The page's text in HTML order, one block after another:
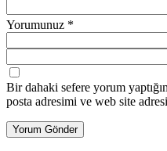
Yorumunuz *
Bir dahaki sefere yorum
posta adresimi ve web site
Yorum Gönder